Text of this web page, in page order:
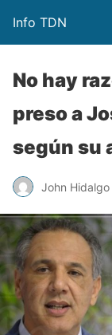
Info TDN
No hay
preso a
según su
John Hidalgo